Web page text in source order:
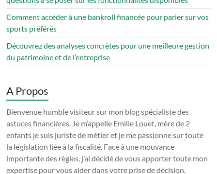
Comment accéder à une bankroll financée pour parier sur vos
sports préférés
Découvrez des analyses concrètes pour une meilleure gestion
du patrimoine et de l’entreprise
A Propos
Bienvenue humble visiteur sur mon blog spécialiste des
astuces financières. Je m’appelle Emilie Louet, mère de 2
enfants je suis juriste de métier et je me passionne sur toute
la législation liée à la fiscalité. Face à une mouvance
importante des règles, j’ai décidé de vous apporter toute mon
expertise pour vous aider dans votre prise de décision.